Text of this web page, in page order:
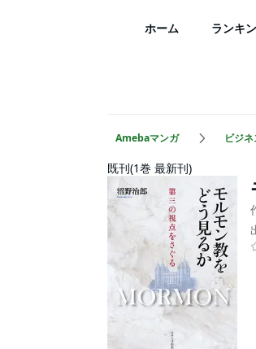
ホーム ランキ
Amebaマンガ ビジ
既刊(1巻 最新刊)